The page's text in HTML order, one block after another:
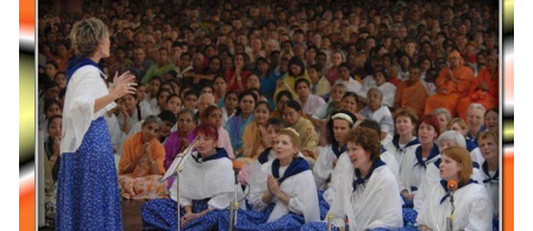
Свами попросил их спеть бхаджаны, и после того, как
они спели несколько бхаджанов, студенты продолжили
петь бхаджаны. Бхагаван поговорил с несколькими из
венгерских преданных, а одного из них благословил
цепочкой. В 6:10 вечера Свами принял арати и вернулся
в Свою резиденцию.
Источник: Прашанти Бюллетень
http://www.radiosai.org/pages/PB.htm